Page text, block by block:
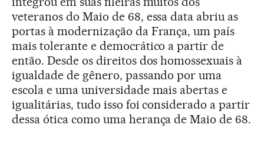
veteranos do Maio de 68, essa data abriu as
portas à modernização da França, um país
mais tolerante e democrático a partir de
então. Desde os direitos dos homossexuais à
igualdade de gênero, passando por uma
escola e uma universidade mais abertas e
igualitárias, tudo isso foi considerado a partir
dessa ótica como uma herança de Maio de 68.